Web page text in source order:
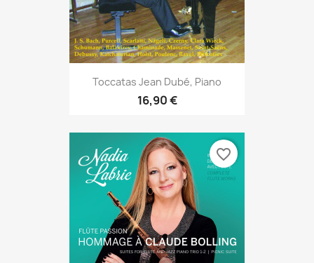
Toccatas Jean Dubé, Piano
16,90 €
favorite_border